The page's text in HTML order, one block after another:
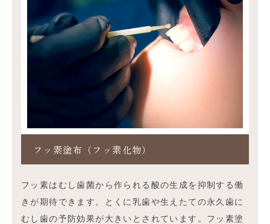
フッ素塗布（フッ素化物）
フッ素はむし歯菌から作られる酸の生成を抑制する働
きが期待できます。とくに乳歯や生えたての永久歯に
むし歯の予防効果が大きいとされています。フッ素塗